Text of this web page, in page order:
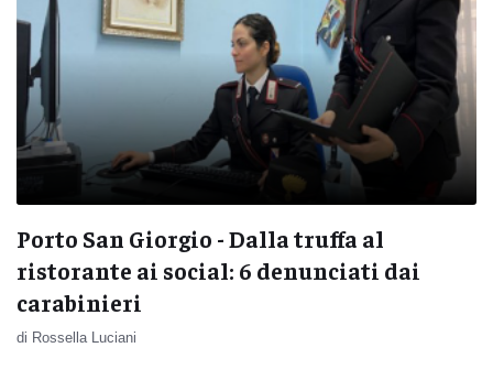
Porto San Giorgio - Dalla truffa al
ristorante ai social: 6 denunciati dai
carabinieri
di Rossella Luciani